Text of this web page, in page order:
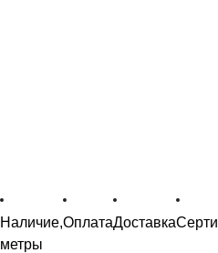
Наличие,
метры
ОплатаДоставка